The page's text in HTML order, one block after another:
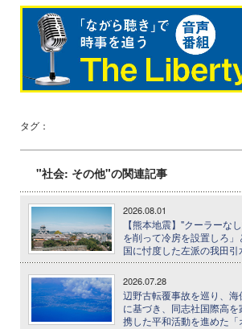
タグ：
"社会: その他"の関連記事
2026.08.01
【熊本地震】"クーラーな
を削って冷房を設置しろ
国に忖度した左派の我田
2026.07.28
辺野古転覆事故を巡り、
に基づき、同志社国際高
携した平和活動を進めた